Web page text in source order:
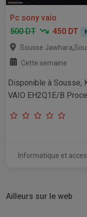
Pc sony vaio
500 DT
450 DT
Sousse Jawhara,
Cette semaine
Disponible à Sousse,
VAIO EH2Q1E/B
Informatique et
Ailleurs sur le web